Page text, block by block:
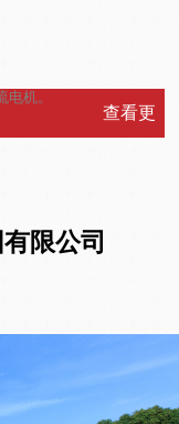
机。
查看更
限公司